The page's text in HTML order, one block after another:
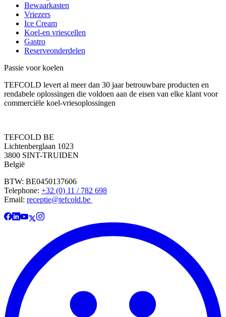
Bewaarkasten
Vriezers
Ice Cream
Koel-en vriescellen
Gastro
Reserveonderdelen
Passie voor koelen
TEFCOLD levert al meer dan 30 jaar betrouwbare producten en
rendabele oplossingen die voldoen aan de eisen van elke klant voor
commerciële koel-vriesoplossingen
TEFCOLD BE
Lichtenberglaan 1023
3800 SINT-TRUIDEN
België
BTW: BE0450137606
Telephone: +32 (0) 11 / 782 698
Email: receptie@tefcold.be